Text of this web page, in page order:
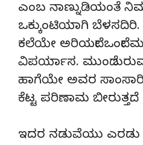
ಎಂಬ ನಾಣ್ನುಡಿಯಂತೆ
ಒಕ್ಕುಂಟಿಯಾಗಿ
ಕಲೆಯೇ ಅರಿಯದೇ ಒಂದೇ
ವಿಪರ್ಯಾಸ. ಮುಂದೆ
ಹಾಗೆಯೇ ಅವರ
ಕೆಟ್ಟ ಪರಿಣಾಮ ಬೀರುತ್ತದೆ.
ಇದರ ನಡುವೆಯು ಎರಡು